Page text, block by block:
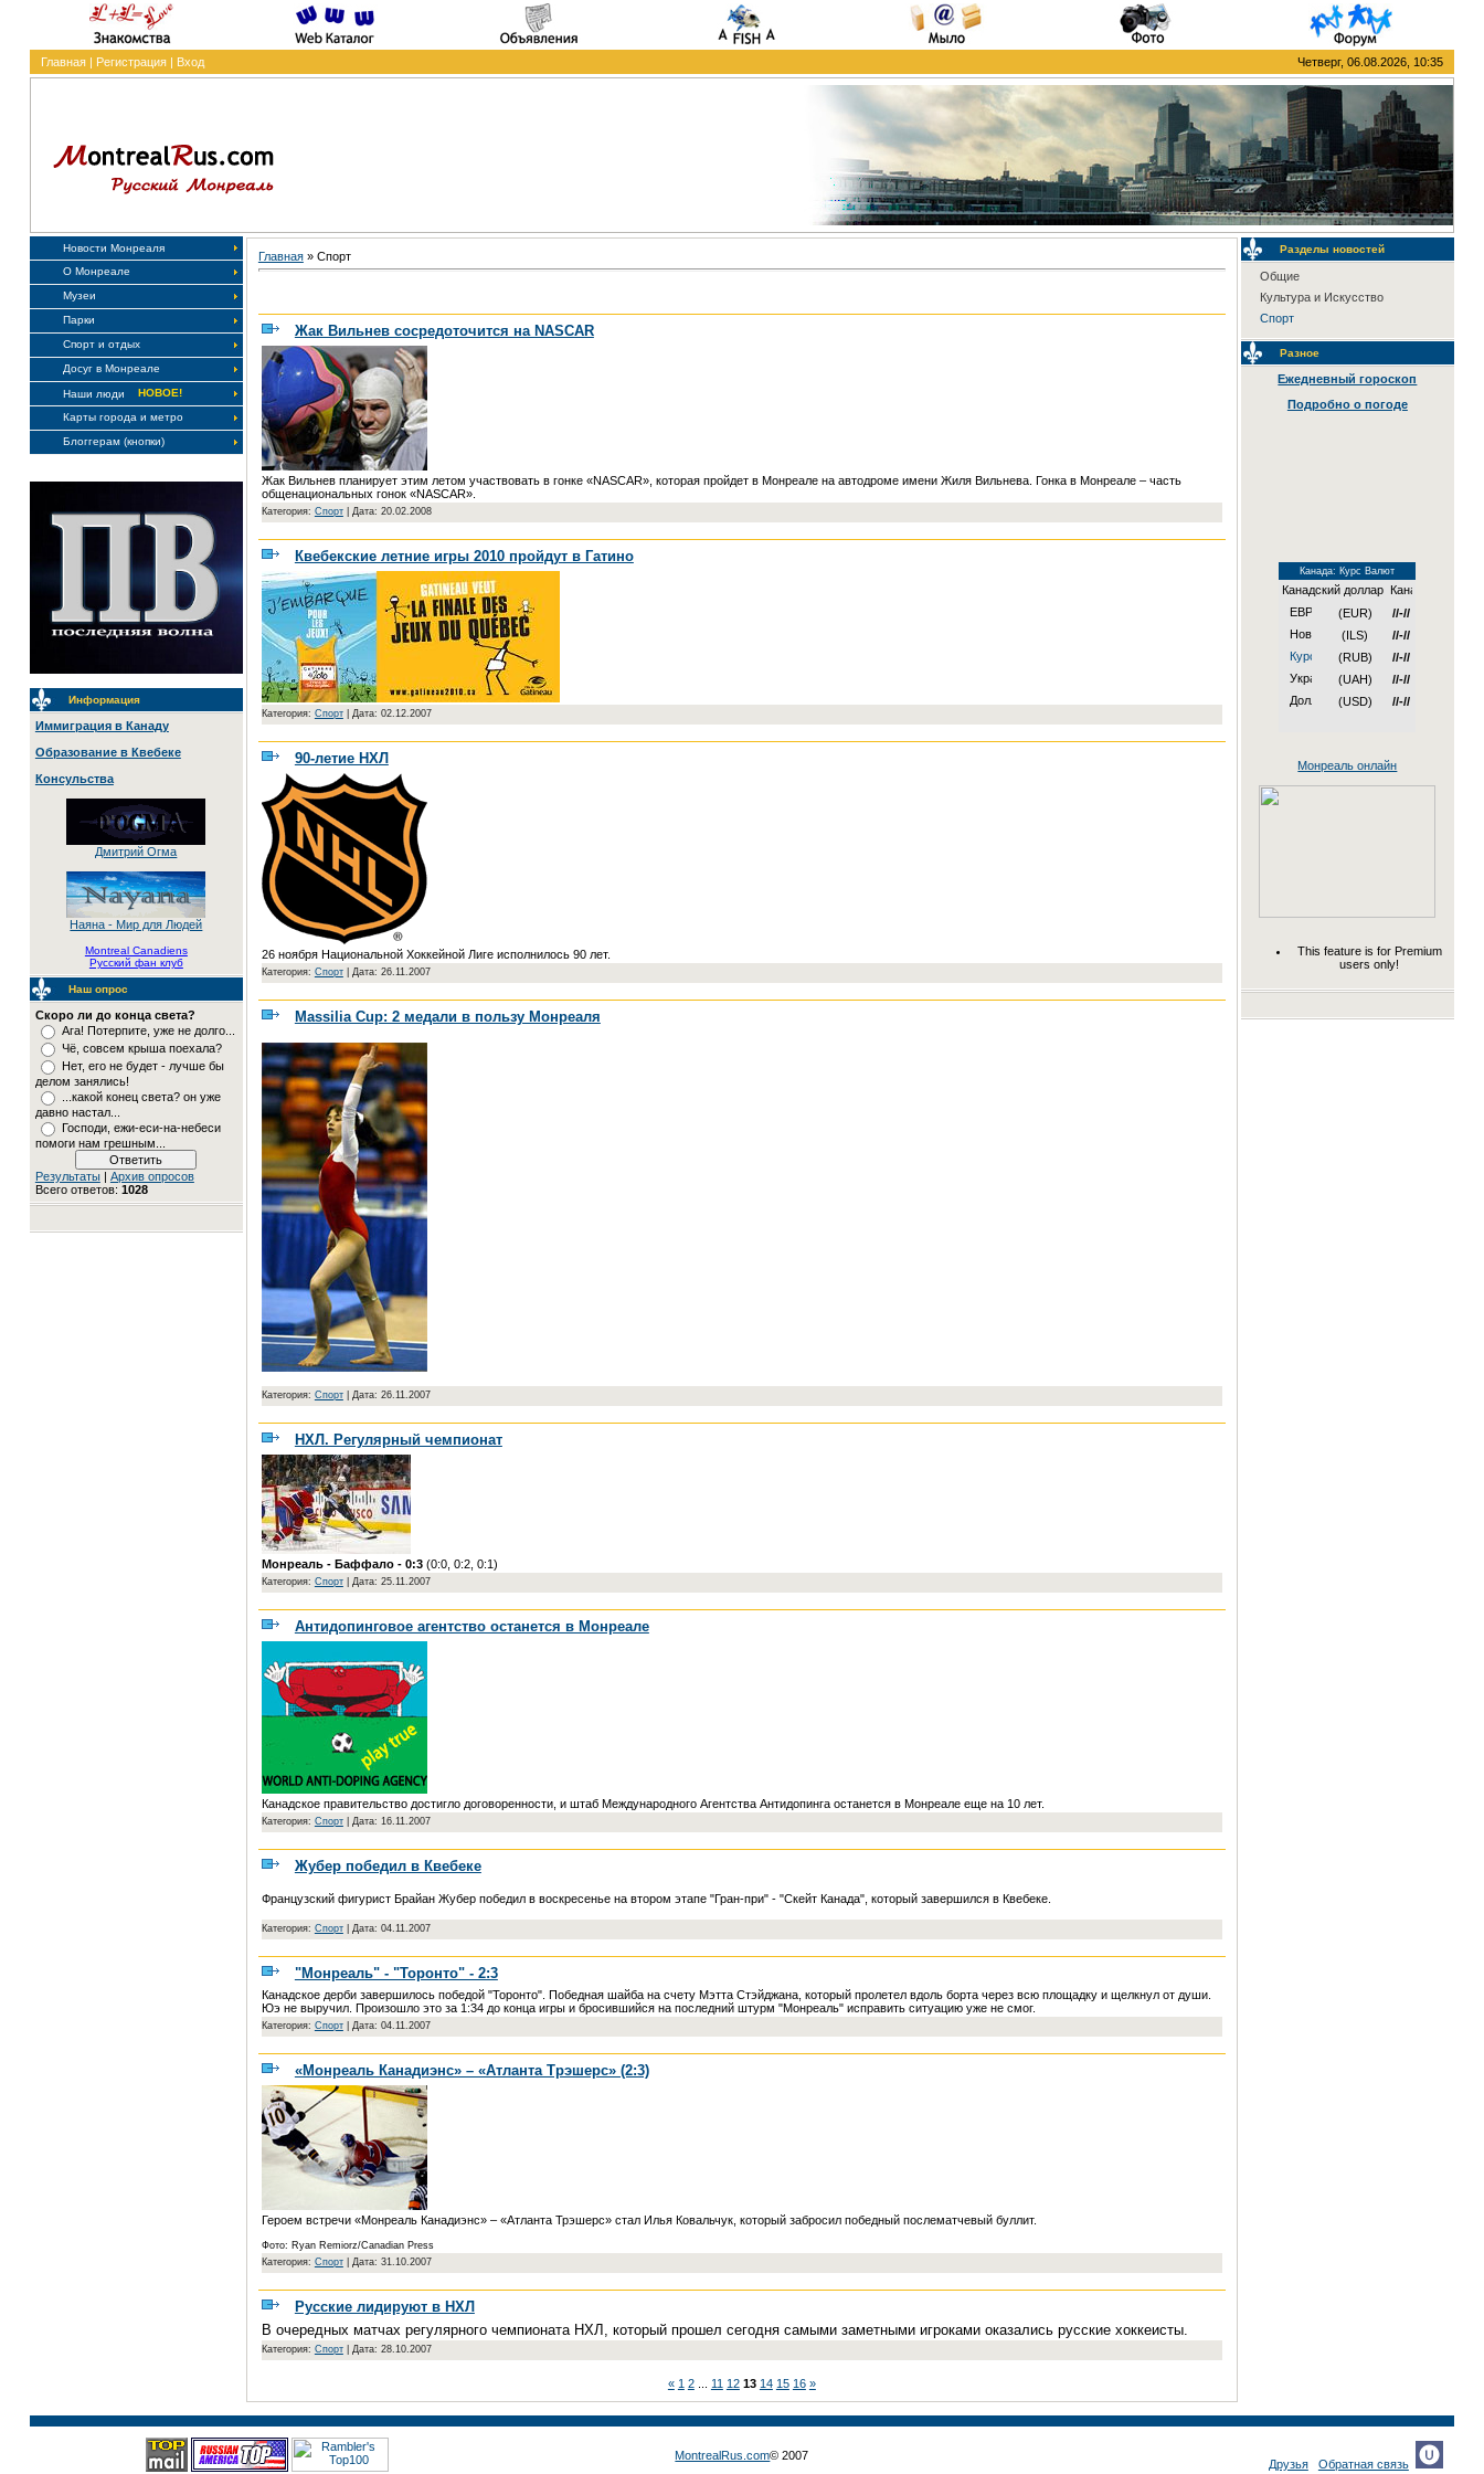
Главная| Регистрация| Вход Четверг, 06.08.2026, 10:35
Новости Монреаля
О Монреале
Музеи
Парки
Спорт и отдых
Досуг в Монреале
Наши люди
НОВОЕ!
Карты города и метро
Блоггерам (кнопки)
Информация
Иммиграция в Канаду
Образование в Квебеке
Консульства
Дмитрий Огма
Наяна - Мир для Людей
Montreal Canadiens
Русский фан клуб
Наш опрос
Скоро ли до конца света?
Ага! Потерпите, уже не долго...
Чё, совсем крыша поехала?
Нет, его не будет - лучше бы
делом занялись!
...какой конец света? он уже
давно настал...
Господи, ежи-еси-на-небеси
помоги нам грешным...
Результаты| Архив опросов
Всего ответов: 1028
Главная» Спорт
Жак Вильнев сосредоточится на NASCAR
Жак Вильнев планирует этим летом участвовать в гонке «NASCAR», которая пройдет в Монреале на автодроме имени Жиля Вильнева. Гонка в Монреале – часть
общенациональных гонок «NASCAR».
Категория: Спорт| Дата: 20.02.2008
Квебекские летние игры 2010 пройдут в Гатино
Категория: Спорт| Дата: 02.12.2007
90-летие НХЛ
26 ноября Национальной Хоккейной Лиге исполнилось 90 лет.
Категория: Спорт| Дата: 26.11.2007
Massilia Cup: 2 медали в пользу Монреаля
Категория: Спорт| Дата: 26.11.2007
НХЛ. Регулярный чемпионат
Монреаль - Баффало - 0:3(0:0, 0:2, 0:1)
Категория: Спорт| Дата: 25.11.2007
Антидопинговое агентство останется в Монреале
Канадское правительство достигло договоренности, и штаб Международного Агентства Антидопинга останется в Монреале еще на 10 лет.
Категория: Спорт| Дата: 16.11.2007
Жубер победил в Квебеке
Французский фигурист Брайан Жубер победил в воскресенье на втором этапе "Гран-при" - "Скейт Канада", который завершился в Квебеке.
Категория: Спорт| Дата: 04.11.2007
"Монреаль" - "Торонто" - 2:3
Канадское дерби завершилось победой "Торонто". Победная шайба на счету Мэтта Стэйджана, который пролетел вдоль борта через всю площадку и щелкнул от души.
Юэ не выручил. Произошло это за 1:34 до конца игры и бросившийся на последний штурм "Монреаль" исправить ситуацию уже не смог.
Категория: Спорт| Дата: 04.11.2007
«Монреаль Канадиэнс» – «Атланта Трэшерс» (2:3)
Героем встречи «Монреаль Канадиэнс» – «Атланта Трэшерс» стал Илья Ковальчук, который забросил победный послематчевый буллит.
Фото: Ryan Remiorz/Canadian Press
Категория: Спорт| Дата: 31.10.2007
Русские лидируют в НХЛ
В очередных матчах регулярного чемпионата НХЛ, который прошел сегодня самыми заметными игроками оказались русские хоккеисты.
Категория: Спорт| Дата: 28.10.2007
« 1 2 11 12 13 14 15 16 »
Разделы новостей
Общие
Культура и Искусство
Спорт
Разное
Ежедневный гороскоп
Подробно о погоде
Канада: Курс Валют
Канадский доллар
(EUR)
//-//
(ILS)
//-//
(RUB)
//-//
(UAH)
//-//
(USD)
//-//
Монреаль онлайн
This feature is for Premium
users only!
MontrealRus.com© 2007
Друзья Обратная связь